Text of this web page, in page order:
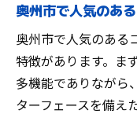
地域ビジ
コピー機
地元企業
地域ビジ
奥州市で人気のあ
奥州市で人気のある
特徴があります。ま
多機能でありながら
ターフェースを備え